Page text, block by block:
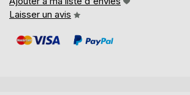
Laisser un avis